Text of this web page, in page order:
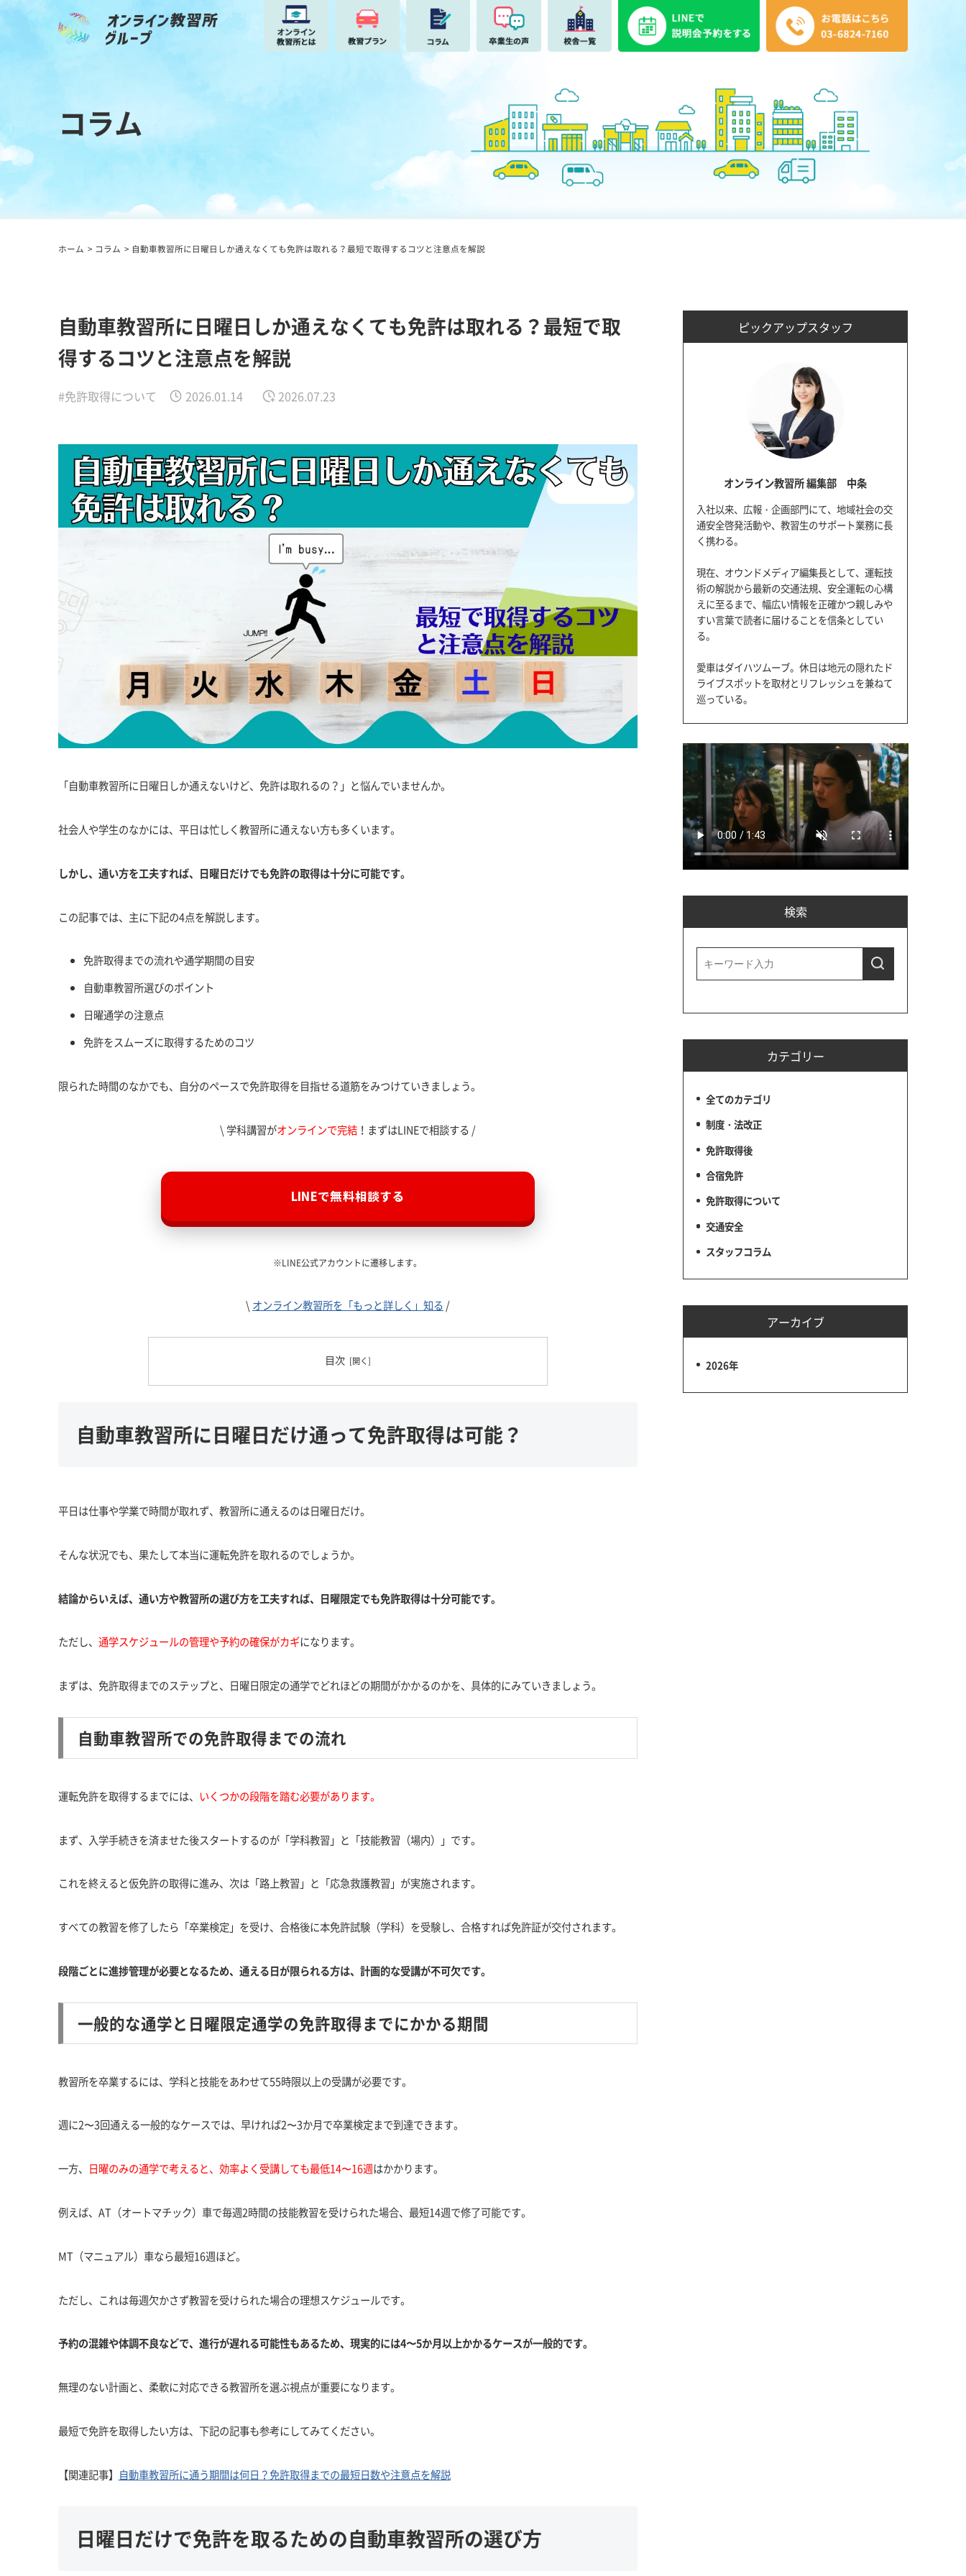
コラム
ホーム コラム 自動車教習所に日曜日しか通えなくても免許は取れる？最短で取得するコツと注意点を解説
ピックアップスタッフ
オンライン教習所 編集部 中条
入社以来、広報・企画部門にて、地域社会の交
通安全啓発活動や、教習生のサポート業務に長
く携わる。
現在、オウンドメディア編集長として、運転技
術の解説から最新の交通法規、安全運転の心構
えに至るまで、幅広い情報を正確かつ親しみや
すい言葉で読者に届けることを信条としてい
る。
愛車はダイハツムーブ。休日は地元の隠れたド
ライブスポットを取材とリフレッシュを兼ねて
巡っている。
検索
カテゴリー
全てのカテゴリ
制度・法改正
免許取得後
合宿免許
免許取得について
交通安全
スタッフコラム
アーカイブ
2026年
自動車教習所に日曜日しか通えなくても免許は取れる？最短で取
得するコツと注意点を解説
#免許取得について 2026.01.14 2026.07.23
「自動車教習所に日曜日しか通えないけど、免許は取れるの？」と悩んでいませんか。
社会人や学生のなかには、平日は忙しく教習所に通えない方も多くいます。
しかし、通い方を工夫すれば、日曜日だけでも免許の取得は十分に可能です。
この記事では、主に下記の4点を解説します。
免許取得までの流れや通学期間の目安
自動車教習所選びのポイント
日曜通学の注意点
免許をスムーズに取得するためのコツ
限られた時間のなかでも、自分のペースで免許取得を目指せる道筋をみつけていきましょう。
\ 学科講習がオンラインで完結！まずはLINEで相談する /
LINEで無料相談する
※LINE公式アカウントに遷移します。
\ オンライン教習所を「もっと詳しく」知る /
目次
自動車教習所に日曜日だけ通って免許取得は可能？
平日は仕事や学業で時間が取れず、教習所に通えるのは日曜日だけ。
そんな状況でも、果たして本当に運転免許を取れるのでしょうか。
結論からいえば、通い方や教習所の選び方を工夫すれば、日曜限定でも免許取得は十分可能です。
ただし、 通学スケジュールの管理や予約の確保がカギになります。
まずは、免許取得までのステップと、日曜日限定の通学でどれほどの期間がかかるのかを、具体的にみていきましょう。
自動車教習所での免許取得までの流れ
運転免許を取得するまでには、 いくつかの段階を踏む必要があります。
まず、入学手続きを済ませた後スタートするのが「学科教習」と「技能教習（場内）」です。
これを終えると仮免許の取得に進み、次は「路上教習」と「応急救護教習」が実施されます。
すべての教習を修了したら「卒業検定」を受け、合格後に本免許試験（学科）を受験し、合格すれば免許証が交付されます。
段階ごとに進捗管理が必要となるため、通える日が限られる方は、計画的な受講が不可欠です。
一般的な通学と日曜限定通学の免許取得までにかかる期間
教習所を卒業するには、学科と技能をあわせて55時限以上の受講が必要です。
週に2〜3回通える一般的なケースでは、早ければ2〜3か月で卒業検定まで到達できます。
一方、 日曜のみの通学で考えると、効率よく受講しても最低14〜16週はかかります。
例えば、AT（オートマチック）車で毎週2時間の技能教習を受けられた場合、最短14週で修了可能です。
MT（マニュアル）車なら最短16週ほど。
ただし、これは毎週欠かさず教習を受けられた場合の理想スケジュールです。
予約の混雑や体調不良などで、進行が遅れる可能性もあるため、現実的には4〜5か月以上かかるケースが一般的です。
無理のない計画と、柔軟に対応できる教習所を選ぶ視点が重要になります。
最短で免許を取得したい方は、下記の記事も参考にしてみてください。
【関連記事】 自動車教習所に通う期間は何日？免許取得までの最短日数や注意点を解説
日曜日だけで免許を取るための自動車教習所の選び方